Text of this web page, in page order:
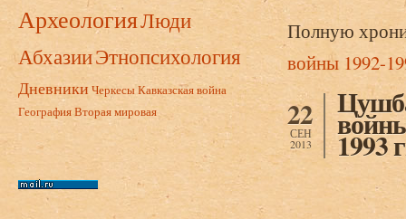
АрхеологияЛюди
АбхазииЭтнопсихология
Дневники ЧеркесыКавказская война
ГеографияВторая мировая
Полную
войны 1992-
22
СЕН
2013 1993